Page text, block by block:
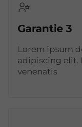
Garantie 3
Lorem ipsum
adipiscing elit.
venenatis